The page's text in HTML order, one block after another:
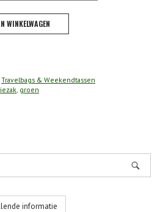
WINKELWAGEN
Travelbags & Weekendtassen
groen
informatie